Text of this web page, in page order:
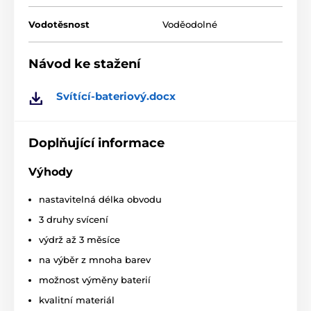
svícení, blikání, rychlé blikání). Barvy:
žlutá, oranžová, červená, růžová, modrá,
Baterie
Svítící kšíry jsou napájeny vyměnitelnou
Vodotěsnost Voděodolné
Návod ke stažení
Svítící-bateriový.docx
Doplňující informace
Výhody
nastavitelná délka obvodu
3 druhy svícení
výdrž až 3 měsíce
na výběr z mnoha barev
možnost výměny baterií
kvalitní materiál